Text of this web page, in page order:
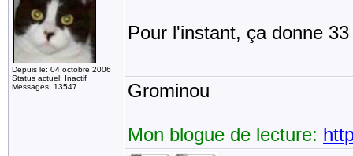
Depuis le: 04 octobre 2006
Status actuel: Inactif
Messages: 13547
Pour l'instant, ça donne
Grominou
Mon blogue de lecture: